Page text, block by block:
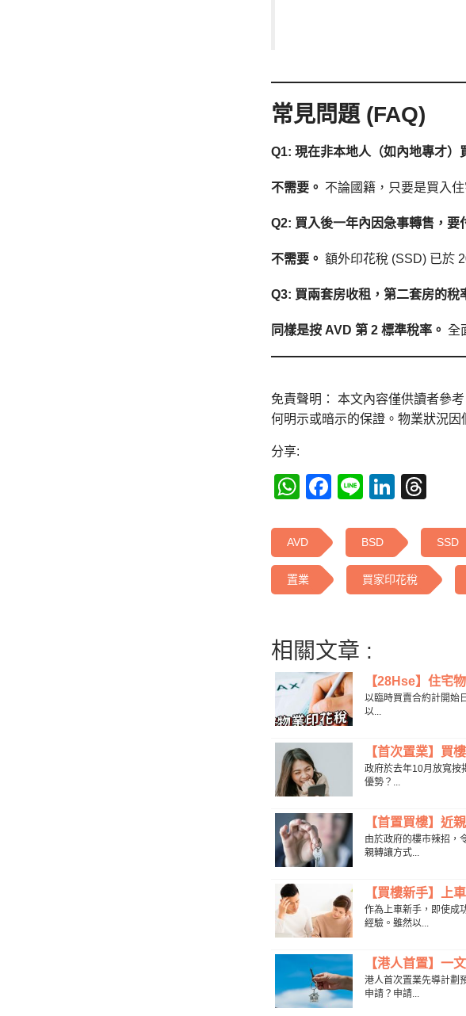
常見問題 (FAQ)
Q1: 現在非本地人（如內地專才）
不需要。 不論國籍，只要是買入
Q2: 買入後一年內因急事轉售，要
不需要。 額外印花稅 (SSD) 已於
Q3: 買兩套房收租，第二套房的稅
同樣是按 AVD 第 2 標準稅率。 全
免責聲明： 本文內容僅供讀者參
何明示或暗示的保證。物業狀況
分享:
WhatsApp
Facebook
Line
AVD BSD SSD
置業 買家印花稅
相關文章 :
【28Hse】住宅
以臨時買賣合約計開始
以...
【首次置業】買
政府於去年10月放寬按
優勢？...
【首置買樓】近
由於政府的樓市辣招，
親轉讓方式...
【買樓新手】上
作為上車新手，即使成
經驗。雖然以...
【港人首置】一
港人首次置業先導計劃
申請？申請...